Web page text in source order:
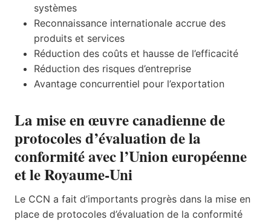
systèmes
Reconnaissance internationale accrue des
produits et services
Réduction des coûts et hausse de l’efficacité
Réduction des risques d’entreprise
Avantage concurrentiel pour l’exportation
La mise en œuvre canadienne de
protocoles d’évaluation de la
conformité avec l’Union européenne
et le Royaume-Uni
Le CCN a fait d’importants progrès dans la mise en
place de protocoles d’évaluation de la conformité